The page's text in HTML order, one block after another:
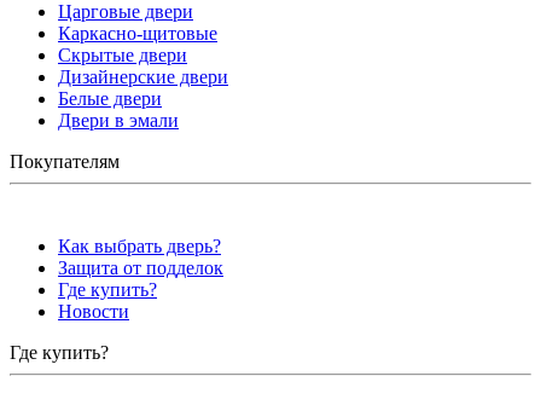
Царговые двери
Каркасно-щитовые
Скрытые двери
Дизайнерские двери
Белые двери
Двери в эмали
Покупателям
Как выбрать дверь?
Защита от подделок
Где купить?
Новости
Где купить?